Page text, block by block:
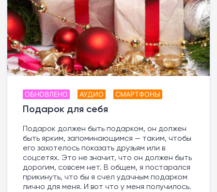
ОБНОВЛЕНО АУДИО СМАРТФОНЫ
Подарок для себя
Подарок должен быть подарком, он должен
быть ярким, запоминающимся — таким, чтобы
его захотелось показать друзьям или в
соцсетях. Это не значит, что он должен быть
дорогим, совсем нет. В общем, я постарался
прикинуть, что бы я счел удачным подарком
лично для меня. И вот что у меня получилось.